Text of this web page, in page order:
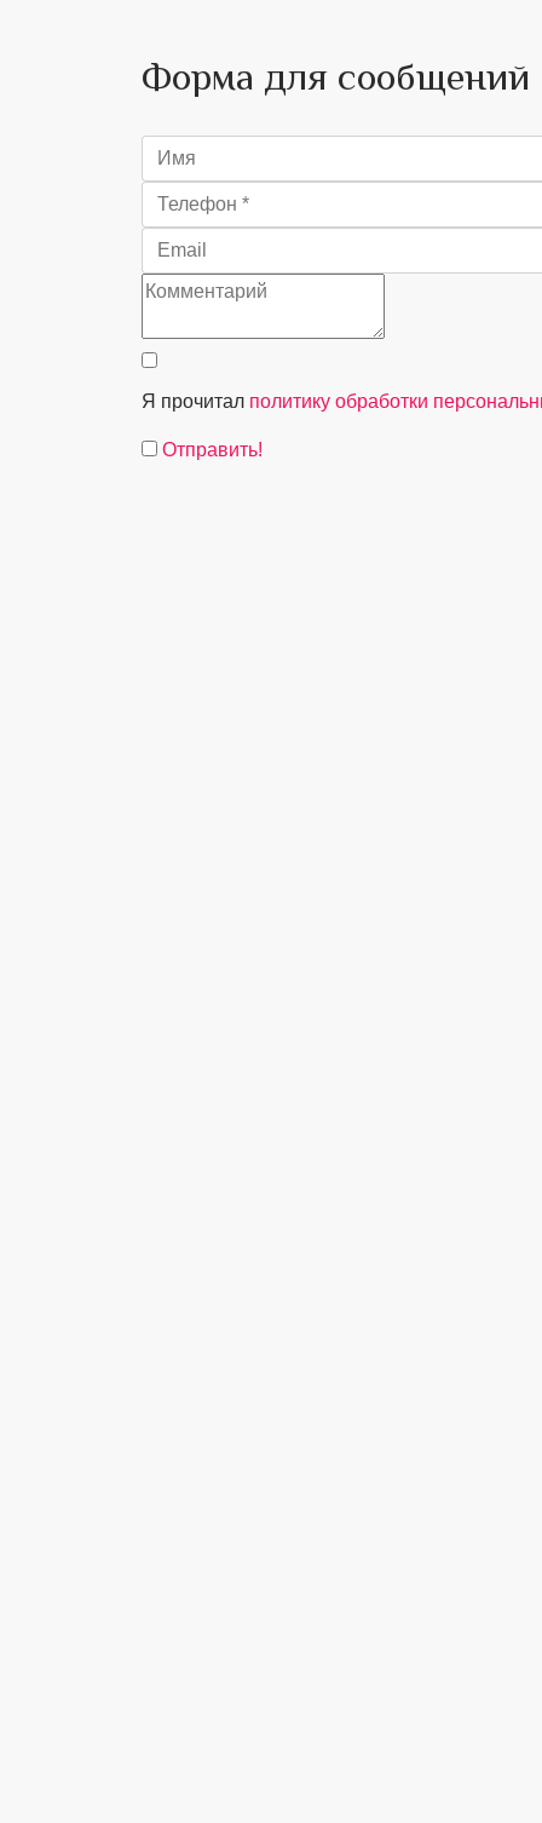
Форма для сообщений
Я прочитал политику обработки
Отправить!